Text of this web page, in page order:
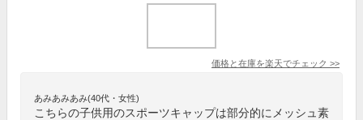
価格と在庫を楽天でチェック >>
あみあみあみ(40代・女性)
こちらの子供用のスポーツキャップは部分的にメッシュ素